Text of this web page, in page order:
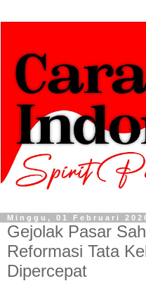
Minggu, 01 Februari
Gejolak Pasar
Reformasi Tata
Dipercepat